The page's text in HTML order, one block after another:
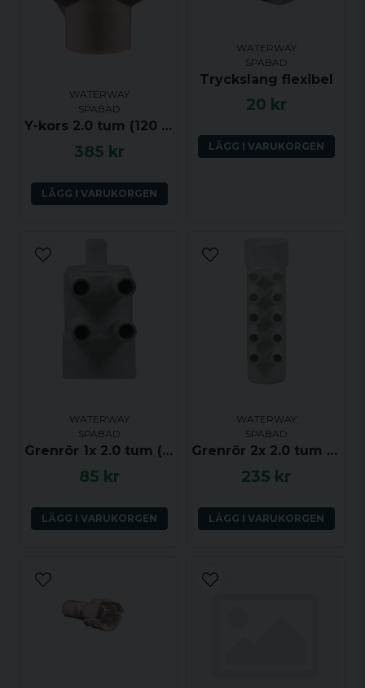
WATERWAY
SPABAD
Y-kors 2.0 tum (120 grader) ho-ho-ho
385 kr
LÄGG I VARUKORGEN
WATERWAY
SPABAD
Tryckslang flexibel
20 kr
LÄGG I VARUKORGEN
WATERWAY
SPABAD
Grenrör 1x 2.0 tum (ho) till 4x 0.75 tum (ha) med dränering
85 kr
LÄGG I VARUKORGEN
WATERWAY
SPABAD
Grenrör 2x 2.0 tum (ha-ho) till 10x 0.75 tum (ha)
235 kr
LÄGG I VARUKORGEN
Skicka fråga